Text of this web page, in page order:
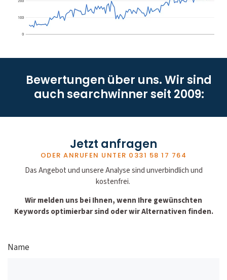
Bewertungen über uns. Wir sind
auch searchwinner seit 2009:
Jetzt anfragen
ODER ANRUFEN UNTER 0331 58 17 764
Das Angebot und unsere Analyse sind unverbindlich und
kostenfrei.
Wir melden uns bei Ihnen, wenn Ihre gewünschten
Keywords optimierbar sind oder wir Alternativen finden.
Name